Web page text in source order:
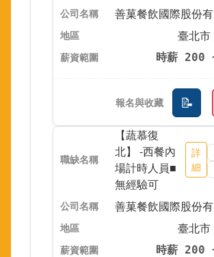
善菓餐飲國際股份
臺北市
時薪 200
【蔬慕復
北】 -西餐內
場計時人員■
無經驗可
詳
細
善菓餐飲國際股份
臺北市
時薪 200